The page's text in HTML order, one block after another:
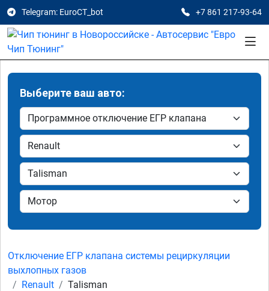
Telegram: EuroCT_bot +7 861 217-93-64
Выберите ваш авто:
Отключение ЕГР клапана системы рециркуляции
выхлопных газов
Renault
Talisman